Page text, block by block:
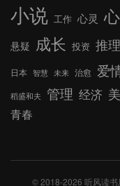
小说 工作 心灵
悬疑 成长 投资 推理
日本 智慧 未来 治愈 爱
稻盛和夫 管理 经济
青春
© 2018-2026 听风读书